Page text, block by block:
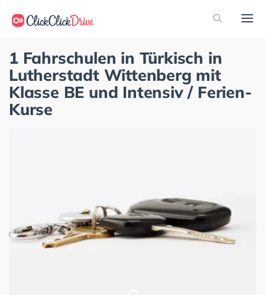
1 Fahrschulen in Türkisch in
Lutherstadt Wittenberg mit
Klasse BE und Intensiv / Ferien-
Kurse